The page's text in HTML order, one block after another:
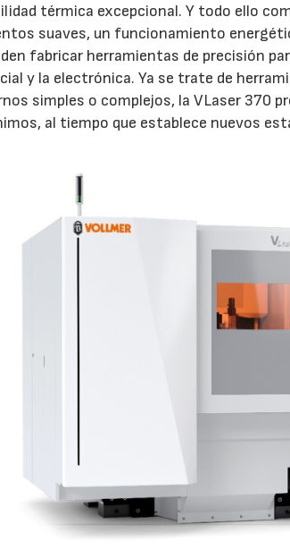
térmica excepcional. Y todo ello
suaves, un funcionamiento
fabricar herramientas de precisión
y la electrónica. Ya se trate de
simples o complejos, la VLaser 370
al tiempo que establece nuevos